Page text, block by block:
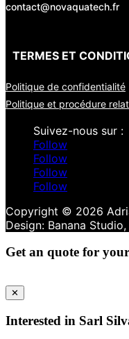
contact@novaquatech.fr
TERMES ET
Politique de confidentialité
Politique et procédure
Follow
Follow
Follow
Follow
Copyright © 2026
Get an quote for
✕
Interested in Sarl